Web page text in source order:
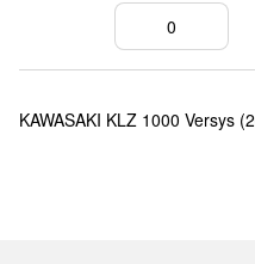
KAWASAKI KLZ 1000 Versys